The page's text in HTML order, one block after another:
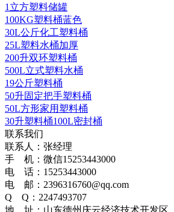
1立方塑料储罐
100KG塑料桶蓝色
30L公斤化工塑料桶
25L塑料水桶加厚
200升双环塑料桶
500L立式塑料水桶
19公斤塑料桶
50升固定把手塑料桶
50L方形家用塑料桶
30升塑料桶100L密封桶
联系我们
联系人：张经理
手 机：微信15253443000
电 话：15253443000
电 邮：2396316760@qq.com
Q Q：2247493707
地 址：山东德州庆云经济技术开发区